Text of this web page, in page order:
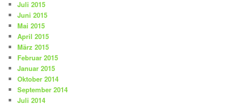
Juli 2015
Juni 2015
Mai 2015
April 2015
März 2015
Februar 2015
Januar 2015
Oktober 2014
September 2014
Juli 2014